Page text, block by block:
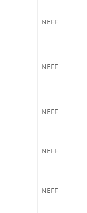
NEFF
NEFF
NEFF
NEFF
NEFF